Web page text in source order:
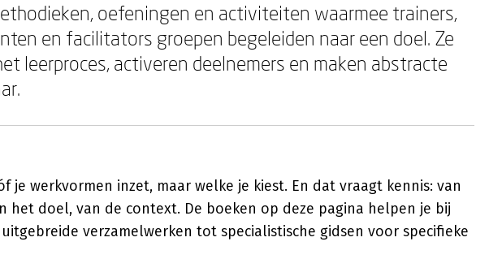
oefeningen en activiteiten waarmee trainers,
en facilitators groepen begeleiden naar een doel. Ze
leerproces, activeren deelnemers en maken abstracte
je werkvormen inzet, maar welke je kiest. En dat vraagt kennis: van
het doel, van de context. De boeken op deze pagina helpen je bij
verzamelwerken tot specialistische gidsen voor specifieke